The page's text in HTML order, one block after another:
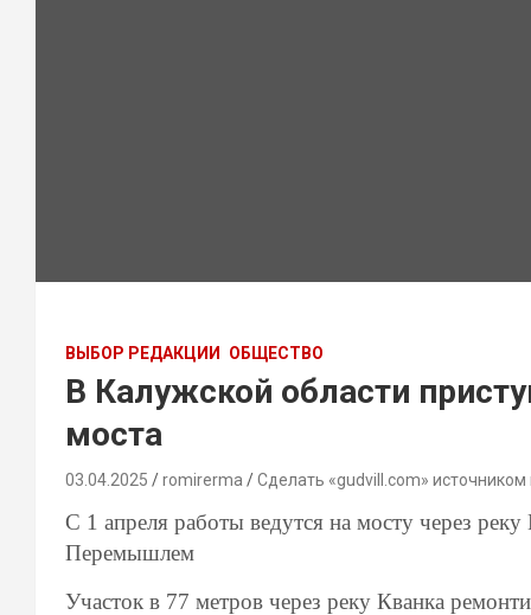
ВЫБОР РЕДАКЦИИ ОБЩЕСТВО
В Калужской области
моста
03.04.2025 romirerma Сделать «gudvill.com» источником
С 1 апреля работы ведутся на мосту через
Перемышлем
Участок в 77 метров через реку Кванка